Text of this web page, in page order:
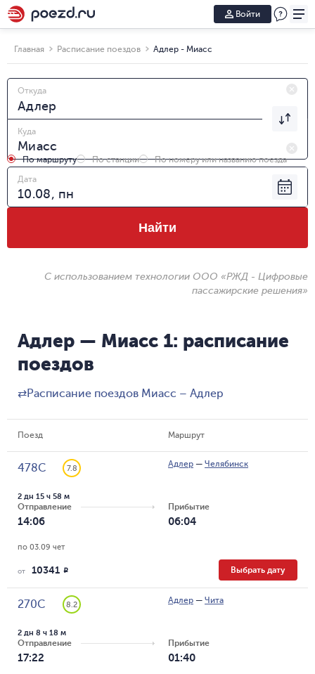
Войти
Главная Расписание поездов Адлер - Миасс
Откуда
Куда
По маршруту По станции
По номеру или названию поезда
Дата
Найти
С использованием технологии ООО «РЖД - Цифровые
пассажирские решения»
Адлер — Миасс 1: расписание
поездов
⇄Расписание поездов Миасс – Адлер
Поезд Маршрут
478С 7.8 Адлер — Челябинск
Отправление
14:06
2 дн 15 ч 58 м
Прибытие
06:04
по 03.09 чет
от 10341 R Выбрать дату
270С 8.2 Адлер — Чита
Отправление
17:22
2 дн 8 ч 18 м
Прибытие
01:40